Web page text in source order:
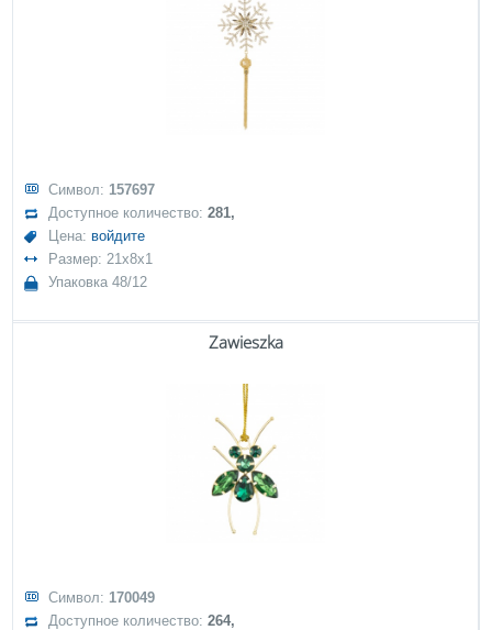
Символ: 157697
Доступное количество:281,
Цена: войдите
Размер: 21x8x1
Упаковка 48/12
Zawieszka
Символ: 170049
Доступное количество:264,